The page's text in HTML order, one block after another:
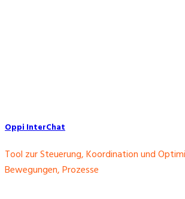
Oppi InterChat
Tool zur Steuerung, Koordination und
Bewegungen, Prozesse